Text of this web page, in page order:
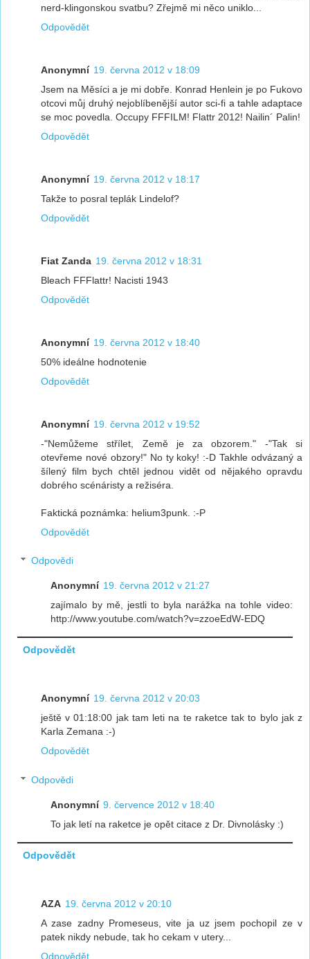
nerd-klingonskou svatbu? Zřejmě mi něco uniklo...
Odpovědět
Anonymní 19. června 2012 v 18:09
Jsem na Měsíci a je mi dobře. Konrad Henlein je po Fukovo
otcovi můj druhý nejoblíbenější autor sci-fi a tahle adaptace
se moc povedla. Occupy FFFILM! Flattr 2012! Nailin´ Palin!
Odpovědět
Anonymní 19. června 2012 v 18:17
Takže to posral teplák Lindelof?
Odpovědět
Fiat Zanda 19. června 2012 v 18:31
Bleach FFFlattr! Nacisti 1943
Odpovědět
Anonymní 19. června 2012 v 18:40
50% ideálne hodnotenie
Odpovědět
Anonymní 19. června 2012 v 19:52
-"Nemůžeme střílet, Země je za obzorem." -"Tak si
otevřeme nové obzory!" No ty koky! :-D Takhle odvázaný a
šílený film bych chtěl jednou vidět od nějakého opravdu
dobrého scénáristy a režiséra.
Faktická poznámka: helium3punk. :-P
Odpovědět
Odpovědi
Anonymní 19. června 2012 v 21:27
zajímalo by mě, jestli to byla narážka na tohle video:
http://www.youtube.com/watch?v=zzoeEdW-EDQ
Odpovědět
Anonymní 19. června 2012 v 20:03
ještě v 01:18:00 jak tam leti na te raketce tak to bylo jak z
Karla Zemana :-)
Odpovědět
Odpovědi
Anonymní 9. července 2012 v 18:40
To jak letí na raketce je opět citace z Dr. Divnolásky :)
Odpovědět
AZA 19. června 2012 v 20:10
A zase zadny Promeseus, vite ja uz jsem pochopil ze v
patek nikdy nebude, tak ho cekam v utery...
Odpovědět